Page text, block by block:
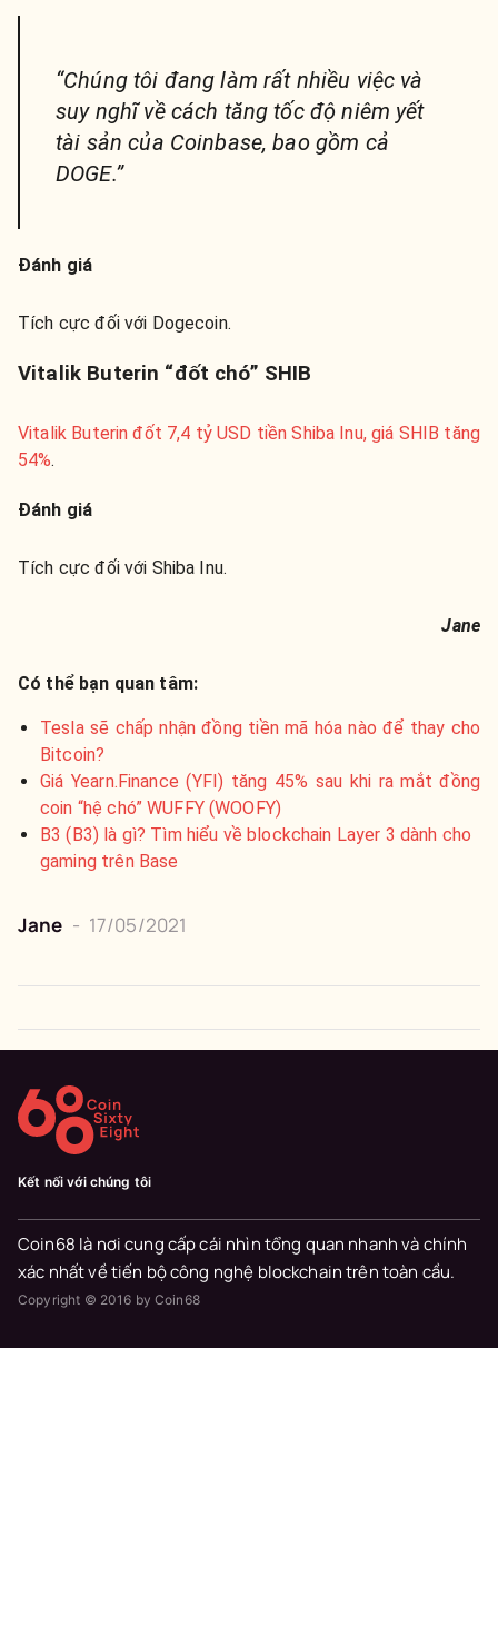
“Chúng tôi đang làm rất nhiều việc và
suy nghĩ về cách tăng tốc độ niêm yết
tài sản của Coinbase, bao gồm cả
DOGE.”
Đánh giá
Tích cực đối với Dogecoin.
Vitalik Buterin “đốt chó” SHIB
Vitalik Buterin đốt 7,4 tỷ USD tiền Shiba Inu, giá SHIB tăng
54%.
Đánh giá
Tích cực đối với Shiba Inu.
Jane
Có thể bạn quan tâm:
Tesla sẽ chấp nhận đồng tiền mã hóa nào để thay cho
Bitcoin?
Giá Yearn.Finance (YFI) tăng 45% sau khi ra mắt đồng
coin “hệ chó” WUFFY (WOOFY)
B3 (B3) là gì? Tìm hiểu về blockchain Layer 3 dành cho
gaming trên Base
Jane - 17/05/2021
Kết nối với chúng tôi
Coin68 là nơi cung cấp cái nhìn tổng quan nhanh và chính
xác nhất về tiến bộ công nghệ blockchain trên toàn cầu.
Copyright © 2016 by Coin68